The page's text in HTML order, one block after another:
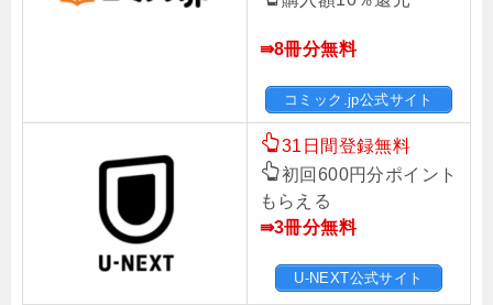
⇛8冊分無料
コミック.jp公式サイト
31日間登録無料
初回600円分ポイント
もらえる
⇛3冊分無料
U-NEXT公式サイト